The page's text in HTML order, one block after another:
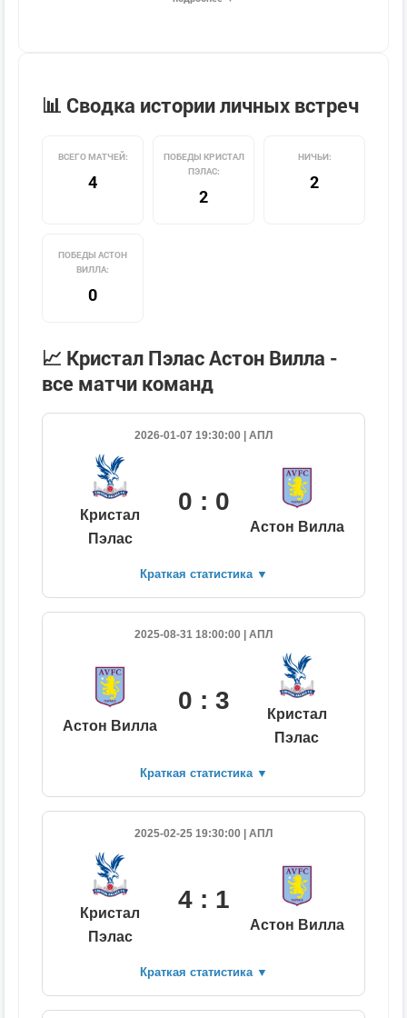
📊 Сводка истории личных встреч
ВСЕГО МАТЧЕЙ:
4
ПОБЕДЫ КРИСТАЛ
ПЭЛАС:
2
НИЧЬИ:
2
ПОБЕДЫ АСТОН
ВИЛЛА:
0
📈 Кристал Пэлас Астон Вилла -
все матчи команд
2026-01-07 19:30:00 | АПЛ
Кристал
Пэлас
0 : 0
Астон Вилла
Краткая статистика ▼
2025-08-31 18:00:00 | АПЛ
Астон Вилла
0 : 3
Кристал
Пэлас
Краткая статистика ▼
2025-02-25 19:30:00 | АПЛ
Кристал
Пэлас
4 : 1
Астон Вилла
Краткая статистика ▼